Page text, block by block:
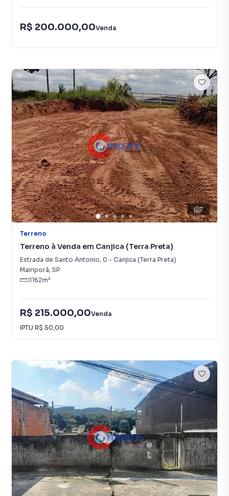
R$ 200.000,00Venda
7
Terreno
Terreno à Venda em Canjica (Terra Preta)
Estrada de Santo Antonio, 0 - Canjica (Terra Preta)
Mairiporã, SP
1162m²
R$ 215.000,00Venda
IPTU R$ 50,00